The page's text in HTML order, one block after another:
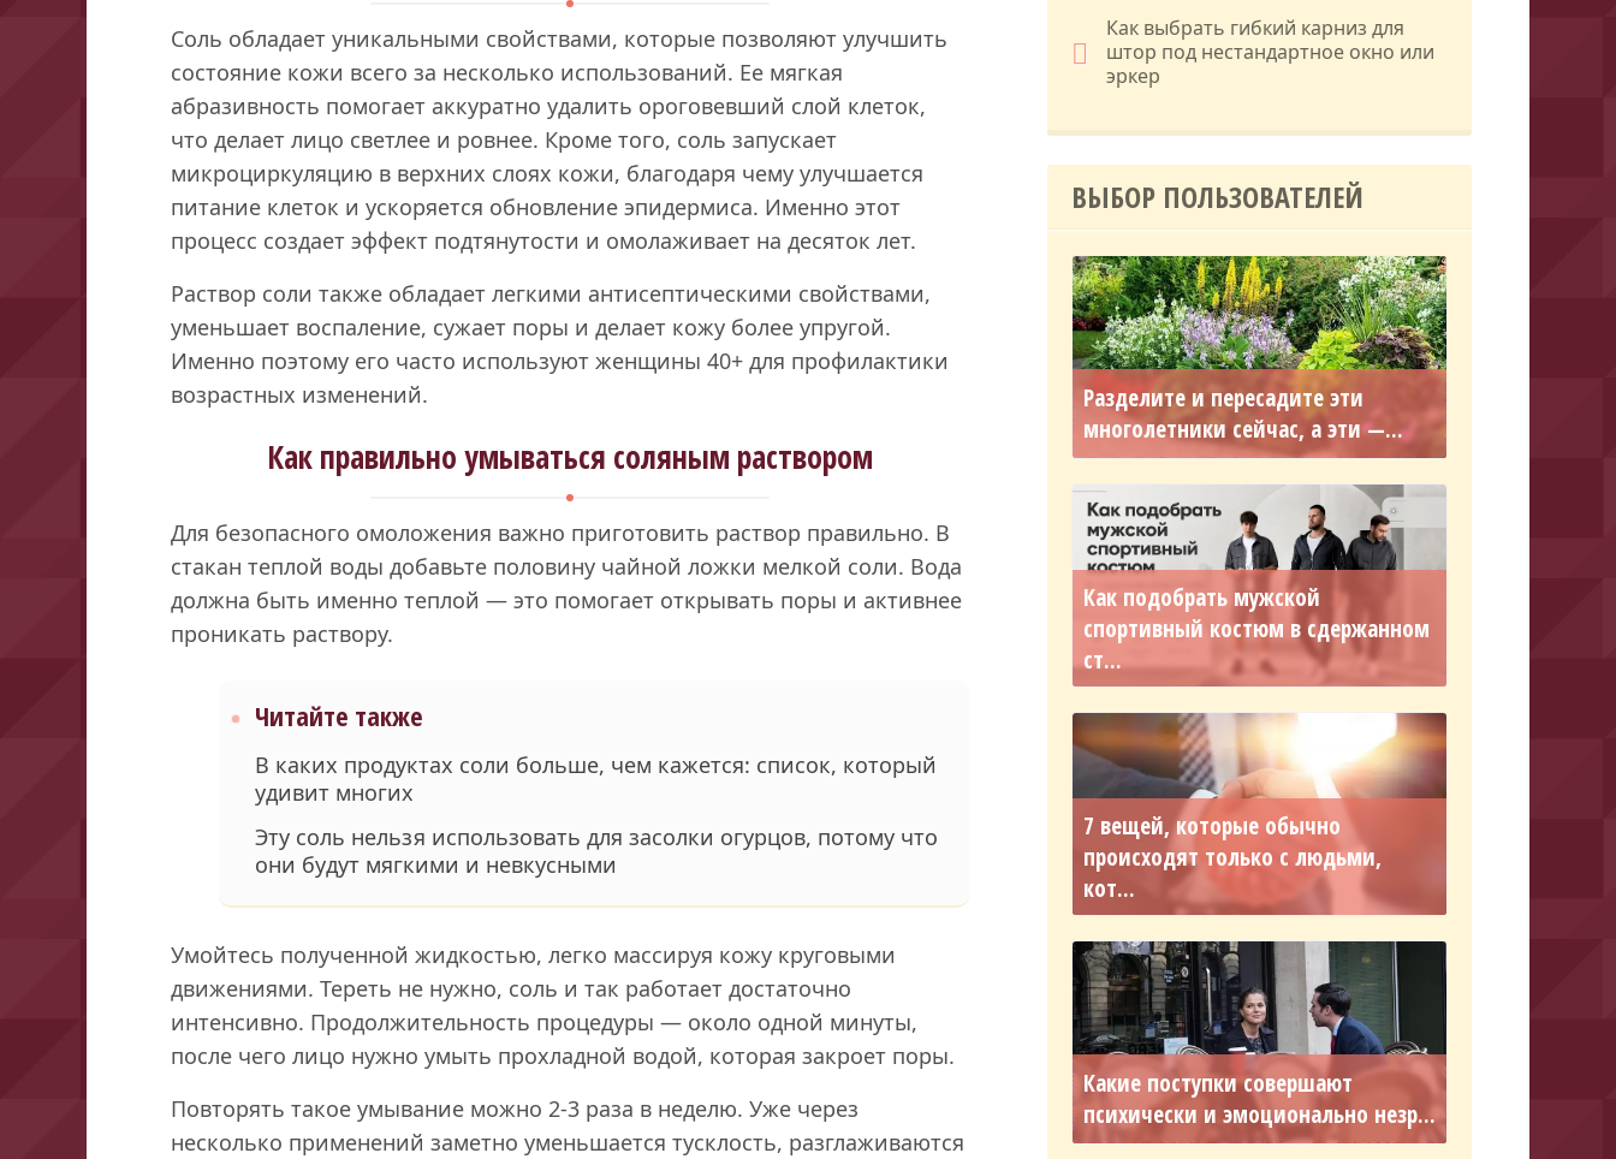
Соль обладает уникальными свойствами, которые позволяют улучшить
состояние кожи всего за несколько использований. Ее мягкая
абразивность помогает аккуратно удалить ороговевший слой клеток,
что делает лицо светлее и ровнее. Кроме того, соль запускает
микроциркуляцию в верхних слоях кожи, благодаря чему улучшается
питание клеток и ускоряется обновление эпидермиса. Именно этот
процесс создает эффект подтянутости и омолаживает на десяток лет.
Раствор соли также обладает легкими антисептическими свойствами,
уменьшает воспаление, сужает поры и делает кожу более упругой.
Именно поэтому его часто используют женщины 40+ для профилактики
возрастных изменений.
Как правильно умываться соляным раствором
Для безопасного омоложения важно приготовить раствор правильно. В
стакан теплой воды добавьте половину чайной ложки мелкой соли. Вода
должна быть именно теплой — это помогает открывать поры и активнее
проникать раствору.
Читайте также
В каких продуктах соли больше, чем кажется: список, который
удивит многих
Эту соль нельзя использовать для засолки огурцов, потому что
они будут мягкими и невкусными
Умойтесь полученной жидкостью, легко массируя кожу круговыми
движениями. Тереть не нужно, соль и так работает достаточно
интенсивно. Продолжительность процедуры — около одной минуты,
после чего лицо нужно умыть прохладной водой, которая закроет поры.
Повторять такое умывание можно 2-3 раза в неделю. Уже через
несколько применений заметно уменьшается тусклость, разглаживаются
Как выбрать гибкий карниз для
штор под нестандартное окно или
эркер
ВЫБОР ПОЛЬЗОВАТЕЛЕЙ
Разделите и пересадите эти
многолетники сейчас, а эти —...
Как подобрать мужской
спортивный костюм в сдержанном
ст...
7 вещей, которые обычно
происходят только с людьми,
кот...
Какие поступки совершают
психически и эмоционально незр...